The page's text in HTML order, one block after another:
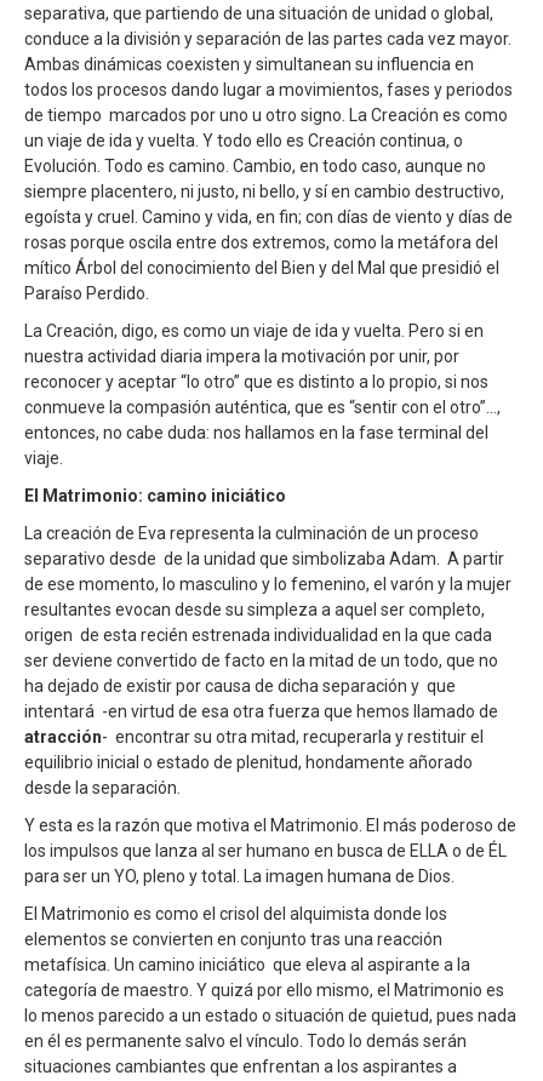
separativa, que partiendo de una situación de unidad o global,
conduce a la división y separación de las partes cada vez mayor.
Ambas dinámicas coexisten y simultanean su influencia en
todos los procesos dando lugar a movimientos, fases y periodos
de tiempo marcados por uno u otro signo. La Creación es como
un viaje de ida y vuelta. Y todo ello es Creación continua, o
Evolución. Todo es camino. Cambio, en todo caso, aunque no
siempre placentero, ni justo, ni bello, y sí en cambio destructivo,
egoísta y cruel. Camino y vida, en fin; con días de viento y días de
rosas porque oscila entre dos extremos, como la metáfora del
mítico Árbol del conocimiento del Bien y del Mal que presidió el
Paraíso Perdido.
La Creación, digo, es como un viaje de ida y vuelta. Pero si en
nuestra actividad diaria impera la motivación por unir, por
reconocer y aceptar “lo otro” que es distinto a lo propio, si nos
conmueve la compasión auténtica, que es “sentir con el otro”…,
entonces, no cabe duda: nos hallamos en la fase terminal del
viaje.
El Matrimonio: camino iniciático
La creación de Eva representa la culminación de un proceso
separativo desde de la unidad que simbolizaba Adam. A partir
de ese momento, lo masculino y lo femenino, el varón y la mujer
resultantes evocan desde su simpleza a aquel ser completo,
origen de esta recién estrenada individualidad en la que cada
ser deviene convertido de facto en la mitad de un todo, que no
ha dejado de existir por causa de dicha separación y que
intentará -en virtud de esa otra fuerza que hemos llamado de
atracción- encontrar su otra mitad, recuperarla y restituir el
equilibrio inicial o estado de plenitud, hondamente añorado
desde la separación.
Y esta es la razón que motiva el Matrimonio. El más poderoso de
los impulsos que lanza al ser humano en busca de ELLA o de ÉL
para ser un YO, pleno y total. La imagen humana de Dios.
El Matrimonio es como el crisol del alquimista donde los
elementos se convierten en conjunto tras una reacción
metafísica. Un camino iniciático que eleva al aspirante a la
categoría de maestro. Y quizá por ello mismo, el Matrimonio es
lo menos parecido a un estado o situación de quietud, pues nada
en él es permanente salvo el vínculo. Todo lo demás serán
situaciones cambiantes que enfrentan a los aspirantes a